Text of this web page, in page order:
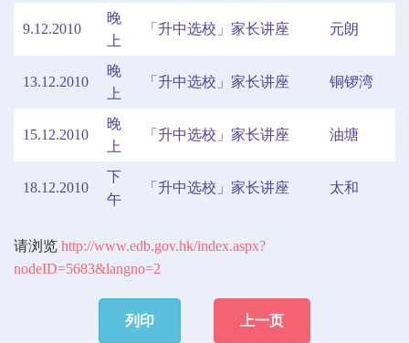
9.12.2010
晚
上
「升中选校」家长讲座 元朗
13.12.2010
晚
上
「升中选校」家长讲座 铜锣湾
15.12.2010
晚
上
「升中选校」家长讲座 油塘
18.12.2010
下
午
「升中选校」家长讲座 太和
请浏览 http://www.edb.gov.hk/index.aspx?
nodeID=5683&langno=2
列印 上一页